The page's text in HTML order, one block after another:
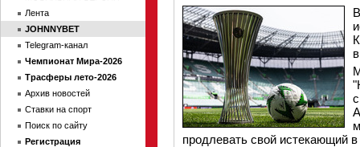
продлевать свой истекающий в
Лента
JOHNNYBET
Telegram-канал
Чемпионат Мира-2026
Трасферы лето-2026
Архив новостей
Ставки на спорт
Поиск по сайту
Регистрация